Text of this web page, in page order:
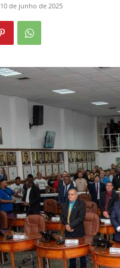
10 de junho de 2025